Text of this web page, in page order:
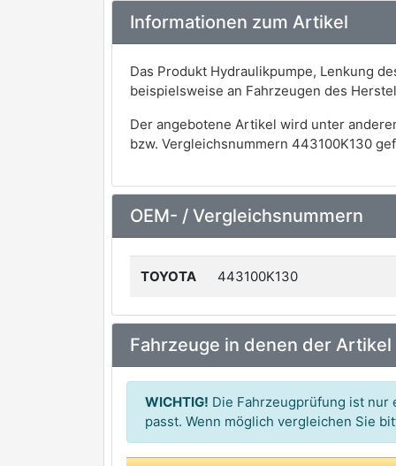
Informationen zum Artikel
Das Produkt Hydraulikpumpe, Lenkung
beispielsweise an Fahrzeugen des
Der angebotene Artikel wird unter
bzw. Vergleichsnummern 443100K130
OEM- / Vergleichsnummern
TOYOTA 443100K130
Fahrzeuge in denen der
WICHTIG! Die Fahrzeugprüfung ist nur
passt. Wenn möglich vergleichen Sie